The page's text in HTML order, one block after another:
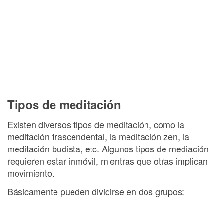
Tipos de meditación
Existen diversos tipos de meditación, como la
meditación trascendental, la meditación zen, la
meditación budista, etc. Algunos tipos de mediación
requieren estar inmóvil, mientras que otras implican
movimiento.
Básicamente pueden dividirse en dos grupos: